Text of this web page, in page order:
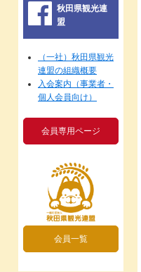
秋田県観光連
盟
（一社）秋田県観光
連盟の組織概要
入会案内（事業者・
個人会員向け）
会員専用ページ
会員一覧